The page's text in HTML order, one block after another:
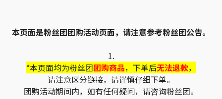
本页面是粉丝团团购活动页面，请注意参考粉丝团公告。
1.
*本页面均为粉丝团团购商品，下单后无法退款，
请注意区分链接，请谨慎仔细下单。
团购活动期间内，如有任何疑问，请咨询粉丝团。